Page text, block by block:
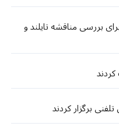
بررسی مناقشه تایلند و
برگزار کردند